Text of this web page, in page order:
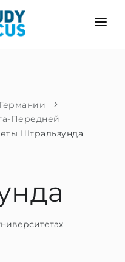
вузе
Передней
Штральзунда